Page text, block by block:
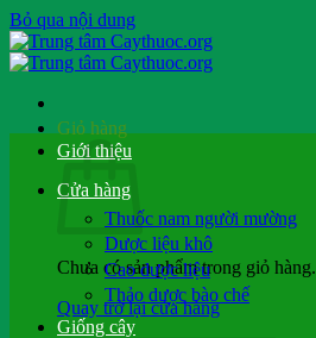
Bỏ qua nội dung
Giỏ hàng
Chưa có sản phẩm trong giỏ hàng.
Quay trở lại cửa hàng
Giới thiệu
Cửa hàng
Thuốc nam người mường
Dược liệu khô
Cao dược liệu
Thảo dược bào chế
Giống cây